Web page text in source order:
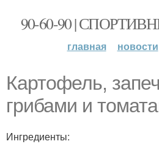
90-60-90 |
главная новости
Картофель,
грибами и
Ингредиенты: